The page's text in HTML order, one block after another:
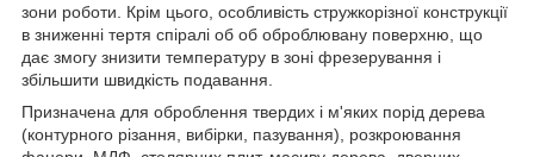
зони роботи. Крім цього, особливість стружкорізної конструкції
в зниженні тертя спіралі об об оброблювану поверхню, що
дає змогу знизити температуру в зоні фрезерування і
збільшити швидкість подавання.
Призначена для оброблення твердих і м'яких порід дерева
(контурного різання, вибірки, пазування), розкроювання